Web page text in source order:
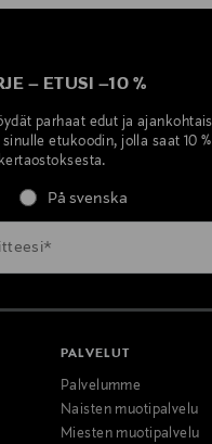
– ETUSI –10 %
parhaat edut ja
etukoodin, jolla saat 10
På svenska
PALVELUT
Palvelumme
Naisten muotipalvelu
Miesten muotipalvelu